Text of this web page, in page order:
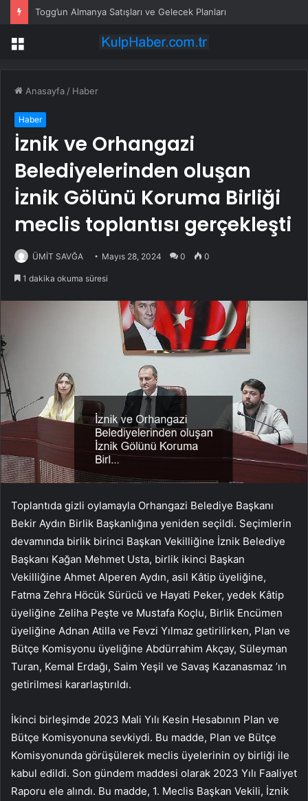
Togg’un Almanya Satışları ve Gelecek Planları
Menü
Anasayfa / Haber
Haber
İznik ve Orhangazi
Belediyelerinden oluşan
İznik Gölünü Koruma Birliği
meclis toplantısı gerçekleşti
ÜMİT SAVĞA Mayıs 28, 2024 0 0
1 dakika okuma süresi
Toplantıda gizli oylamayla Orhangazi Belediye Başkanı
Bekir Aydın Birlik Başkanlığına yeniden seçildi. Seçimlerin
devamında birlik birinci Başkan Vekilliğine İznik Belediye
Başkanı Kağan Mehmet Usta, birlik ikinci Başkan
Vekilliğine Ahmet Alperen Aydın, asil Kâtip üyeliğine,
Fatma Zehra Höcük Sürücü ve Hayati Peker, yedek Kâtip
üyeliğine Zeliha Peşte ve Mustafa Koçlu, Birlik Encümen
üyeliğine Adnan Atilla ve Fevzi Yılmaz getirilirken, Plan ve
Bütçe Komisyonu üyeliğine Abdürrahim Akçay, Süleyman
Turan, Kemal Erdağı, Saim Yeşil ve Savaş Kazanasmaz ’ın
getirilmesi kararlaştırıldı.
İkinci birleşimde 2023 Mali Yılı Kesin Hesabının Plan ve
Bütçe Komisyonuna sevkiydi. Bu madde, Plan ve Bütçe
Komisyonunda görüşülerek meclis üyelerinin oy birliği ile
kabul edildi. Son gündem maddesi olarak 2023 Yılı Faaliyet
Raporu ele alındı. Bu madde, 1. Meclis Başkan Vekili, İznik